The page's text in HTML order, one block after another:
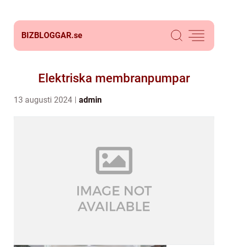
BIZBLOGGAR.se
Elektriska membranpumpar
13 augusti 2024 admin